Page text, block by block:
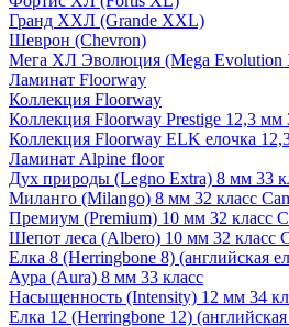
Гранд ХХЛ (Grande XXL)
Шеврон (Chevron)
Мега ХЛ Эволюция (Mega Evolution
Ламинат Floorway
Коллекция Floorway
Коллекция Floorway Prestige 12,3 мм
Коллекция Floorway ELK елочка
Ламинат Alpine floor
Дух природы (Legno Extra) 8 мм 33
Миланго (Milango) 8 мм 32 класс
Премиум (Premium) 10 мм 32 класс
Шепот леса (Albero) 10 мм 32 класс
Елка 8 (Herringbone 8) (английская
Аура (Aura) 8 мм 33 класс
Насыщенность (Intensity) 12 мм 34
Елка 12 (Herringbone 12)